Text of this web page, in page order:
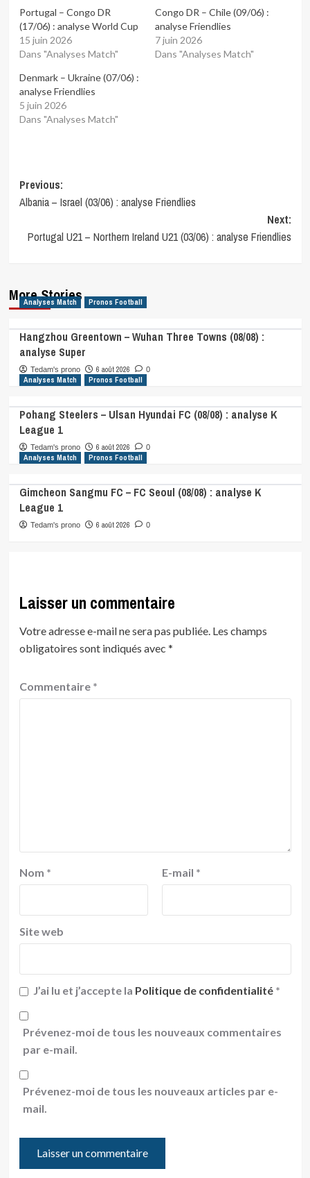
Portugal – Congo DR
(17/06) : analyse World Cup
15 juin 2026
Dans "Analyses Match"
Congo DR – Chile (09/06) :
analyse Friendlies
7 juin 2026
Dans "Analyses Match"
Denmark – Ukraine (07/06) :
analyse Friendlies
5 juin 2026
Dans "Analyses Match"
Post
navigation
Previous:
Albania – Israel (03/06) : analyse Friendlies
Next:
Portugal U21 – Northern Ireland U21 (03/06) : analyse Friendlies
More Stories
Analyses Match Pronos Football
Hangzhou Greentown – Wuhan Three Towns (08/08) :
analyse Super
Tedam's prono 6 août 2026 0
Analyses Match Pronos Football
Pohang Steelers – Ulsan Hyundai FC (08/08) : analyse K
League 1
Tedam's prono 6 août 2026 0
Analyses Match Pronos Football
Gimcheon Sangmu FC – FC Seoul (08/08) : analyse K
League 1
Tedam's prono 6 août 2026 0
Laisser un commentaire
Votre adresse e-mail ne sera pas publiée. Les champs
obligatoires sont indiqués avec *
Commentaire *
Nom * E-mail *
Site web
J’ai lu et j’accepte la Politique de confidentialité *
Prévenez-moi de tous les nouveaux commentaires
par e-mail.
Prévenez-moi de tous les nouveaux articles par e-
mail.